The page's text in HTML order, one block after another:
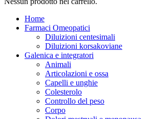
Home
Farmaci Omeopatici
Diluizioni centesimali
Diluizioni korsakoviane
Galenica e integratori
Animali
Articolazioni e ossa
Capelli e unghie
Colesterolo
Controllo del peso
Corpo